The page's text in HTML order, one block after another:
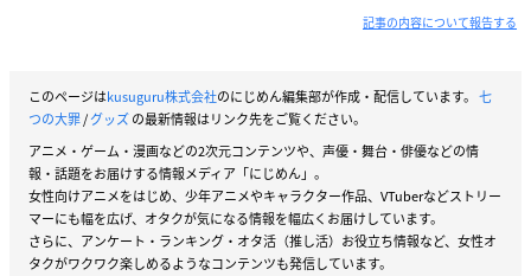
記事の内容について報告する
このページはkusuguru株式会社のにじめん編集部が作成・配信しています。 七
つの大罪/グッズの最新情報はリンク先をご覧ください。
アニメ・ゲーム・漫画などの2次元コンテンツや、声優・舞台・俳優などの情
報・話題をお届けする情報メディア「にじめん」。
女性向けアニメをはじめ、少年アニメやキャラクター作品、VTuberなどストリー
マーにも幅を広げ、オタクが気になる情報を幅広くお届けしています。
さらに、アンケート・ランキング・オタ活（推し活）お役立ち情報など、女性オ
タクがワクワク楽しめるようなコンテンツも発信しています。